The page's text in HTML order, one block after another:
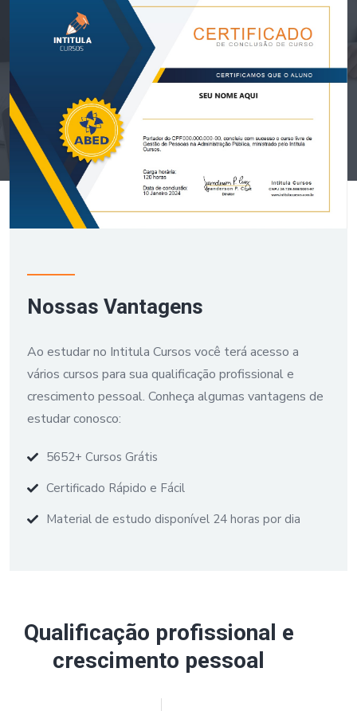
Nossas Vantagens
Ao estudar no Intitula Cursos você terá acesso a
vários cursos para sua qualificação profissional e
crescimento pessoal. Conheça algumas vantagens de
estudar conosco:
5652+ Cursos Grátis
Certificado Rápido e Fácil
Material de estudo disponível 24 horas por dia
Qualificação profissional e
crescimento pessoal